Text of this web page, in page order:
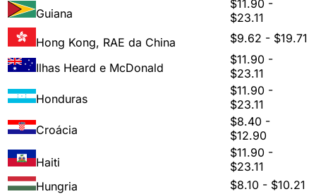
Guiana
$11.90 -
$23.11
Hong Kong, RAE da China
$9.62 - $19.71
Ilhas Heard e McDonald
$11.90 -
$23.11
Honduras
$11.90 -
$23.11
Croácia
$8.40 -
$12.90
Haiti
$11.90 -
$23.11
Hungria
$8.10 - $10.21